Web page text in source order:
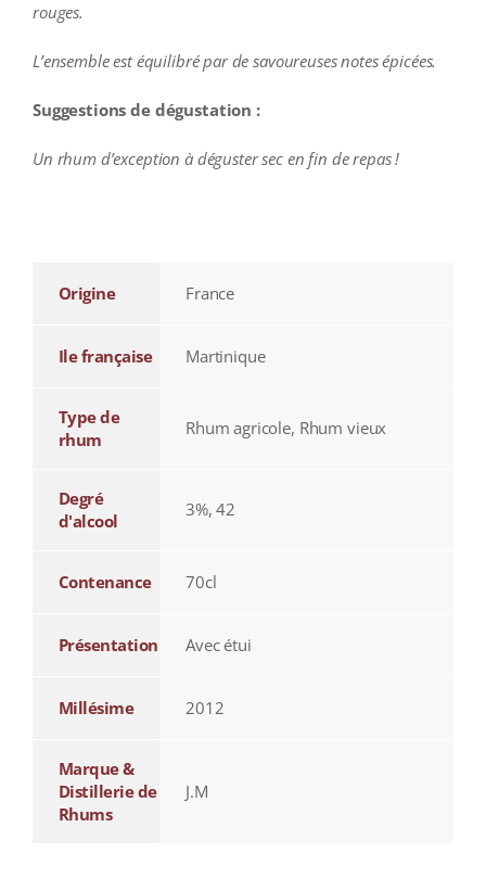
rouges.
L’ensemble est équilibré par de savoureuses notes épicées.
Suggestions de dégustation :
Un rhum d’exception à déguster sec en fin de repas !
Origine France
Ile française Martinique
Type de
rhum
Rhum agricole, Rhum vieux
Degré
d'alcool
3%, 42
Contenance 70cl
Présentation Avec étui
Millésime 2012
Marque &
Distillerie de
Rhums
J.M